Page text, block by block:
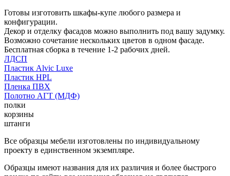
Готовы изготовить шкафы-купе любого размера и
конфигурации.
Декор и отделку фасадов можно выполнить под вашу задумку.
Возможно сочетание нескольких цветов в одном фасаде.
Бесплатная сборка в течение 1-2 рабочих дней.
ЛДСП
Пластик Alvic Luxe
Пластик HPL
Пленка ПВХ
Полотно АГТ (МДФ)
полки
корзины
штанги
Все образцы мебели изготовлены по индивидуальному
проекту в единственном экземпляре.
Образцы имеют названия для их различия и более быстрого